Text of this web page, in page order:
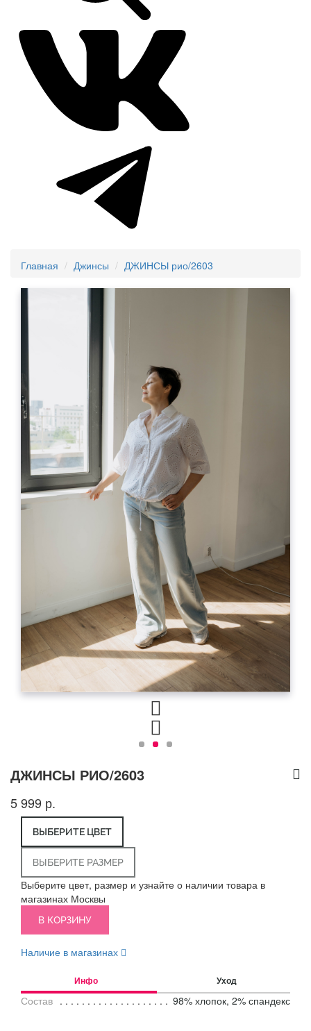
Главная Джинсы ДЖИНСЫ рио/2603
ДЖИНСЫ РИО/2603
5 999 р.
ВЫБЕРИТЕ ЦВЕТ
ВЫБЕРИТЕ РАЗМЕР
Выберите цвет, размер и узнайте о наличии товара в
магазинах Москвы
В КОРЗИНУ
Наличие в магазинах
Инфо Уход
Состав 98% хлопок, 2% спандекс